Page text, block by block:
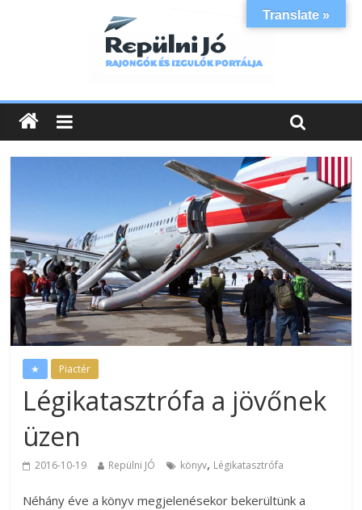
★ Piactér
Légikatasztrófa a jövőnek
üzen
2016-10-19 Repülni JÓ könyv, Légikatasztrófa
Néhány éve a könyv megjelenésekor bekerültünk a
Translate »